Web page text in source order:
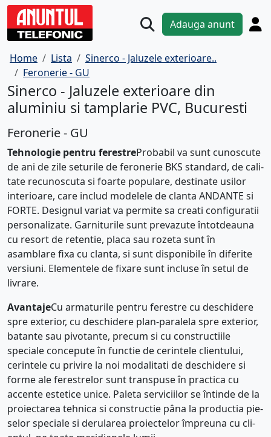
Adauga anunt
Home Lista
Sinerco - Jaluzele exterioare..
Feronerie - GU
Sinerco - Jaluzele exterioare din
aluminiu si tamplarie PVC, Bucuresti
Feronerie - GU
Tehno­logie pentru fere­strePro­babil va sunt cunoscute
de ani de zile setu­rile de fero­nerie BKS stan­dard, de cali­
tate recunoscuta si foarte popu­lare, desti­nate usilor
inte­rioare, care includ modelele de clanta ANDANTE si
FORTE. Desi­gnul variat va per­mite sa creati con­figu­ratii
per­so­nalizate. Garnitu­rile sunt prevazute întotdeauna
cu resort de retentie, placa sau rozeta sunt în
asamblare fixa cu clanta, si sunt dispo­nibile în dife­rite
ver­siuni. Ele­men­tele de fixare sunt incluse în setul de
livrare.
AvantajeCu armatu­rile pentru fere­stre cu deschi­dere
spre exte­rior, cu deschi­dere plan-paralela spre exte­rior,
batante sau pivotante, precum si cu con­structiile
speciale conce­pute în functie de cerintele cli­en­tului,
cerintele cu privire la noi modalitati de deschi­dere si
forme ale fere­strelor sunt transpuse în practica cu
accente estetice unice. Paleta serviciilor se înt­inde de la
pro­ie­ctarea tehnica si con­structie pâna la pro­ductia pie­
selor speciale si derularea pro­ie­ctelor împreuna cu cli­